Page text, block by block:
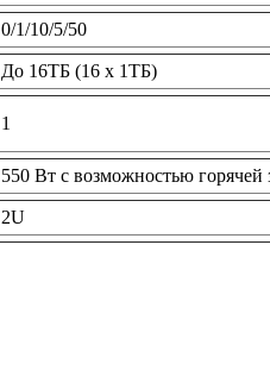
0/1/10/5/50
До 16TБ (16 x 1TБ)
1
550 Вт с возможностью горячей
2U